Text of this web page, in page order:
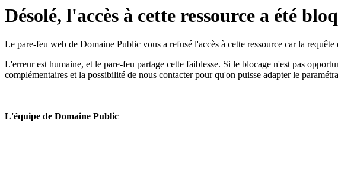
Désolé, l'accès à cette ressource a été
Le pare-feu web de Domaine Public vous a refusé l'accès à cette ressource car la
L'erreur est humaine, et le pare-feu partage cette faiblesse. Si le blocage n'est pas
complémentaires et la possibilité de nous contacter pour qu'on puisse adapter le
L'équipe de Domaine Public